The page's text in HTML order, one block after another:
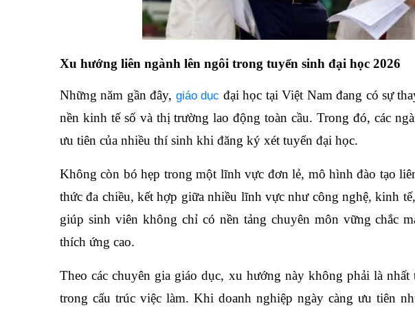
Xu hướng liên ngành lên ngôi trong tuyển sinh đại học 2026
Những năm gần đây, giáo dục đại học tại Việt Nam đang có sự
nền kinh tế số và thị trường lao động toàn cầu. Trong đó, các
ưu tiên của nhiều thí sinh khi đăng ký xét tuyển đại học.
Không còn bó hẹp trong một lĩnh vực đơn lẻ, mô hình đào tạo
thức đa chiều, kết hợp giữa nhiều lĩnh vực như công nghệ, kinh
giúp sinh viên không chỉ có nền tảng chuyên môn vững chắc
thích ứng cao.
Theo các chuyên gia giáo dục, xu hướng này không phải là
trong cấu trúc việc làm. Khi doanh nghiệp ngày càng ưu tiên